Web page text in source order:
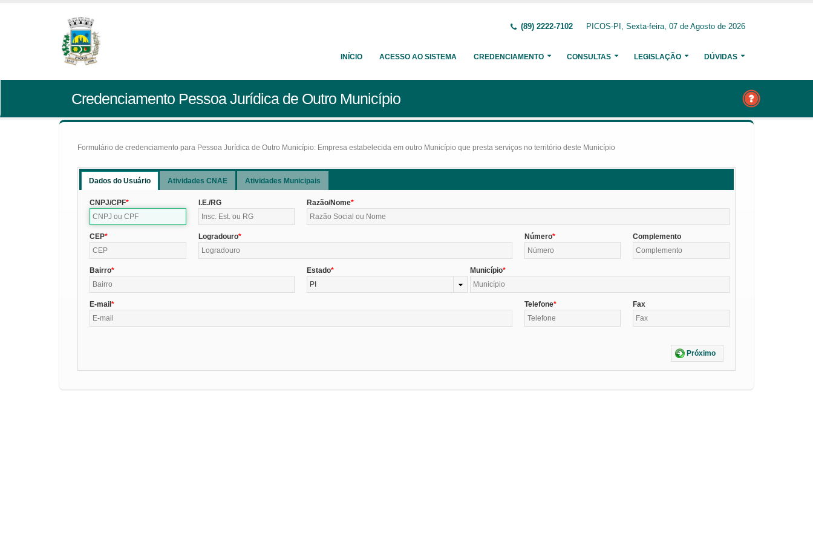
(89) 2222-7102 PICOS-PI, Sexta-feira, 07 de Agosto de 2026
INÍCIO ACESSO AO SISTEMA CREDENCIAMENTO CONSULTAS LEGISLAÇÃO DÚVIDAS
Credenciamento Pessoa Jurídica de Outro Município
Formulário de credenciamento para Pessoa Jurídica de Outro Município: Empresa estabelecida em outro Município que presta serviços no território deste Município
Dados do Usuário Atividades CNAE Atividades Municipais
CNPJ/CPF I.E./RG Razão/Nome
CEP Logradouro Número Complemento
Bairro
Estado
PI
Município
E-mail Telefone Fax
Próximo